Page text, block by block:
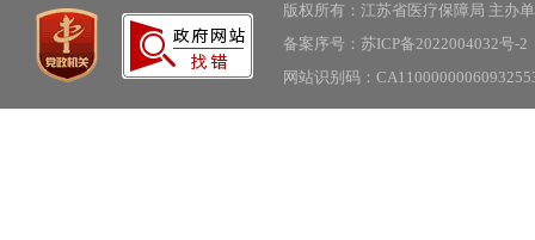
版权所有：江苏省医疗保障局 主办
备案序号：苏ICP备2022004032号-2
网站识别码：